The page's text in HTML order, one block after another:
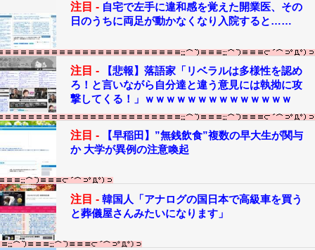
注目 - 自宅で左手に違和感を覚えた開業医、その
日のうちに両足が動かなくなり入院すると……
注目 -
【悲報】落語家「リベラルは多様性を認め
ろ！と言いながら自分達と違う意見には執拗に攻
撃してくる！」ｗｗｗｗｗｗｗｗｗｗｗｗｗｗ
注目 -
【早稲田】”無銭飲食”複数の早大生が関与
か 大学が異例の注意喚起
注目 - 韓国人「アナログの国日本で高級車を買う
と葬儀屋さんみたいになります」